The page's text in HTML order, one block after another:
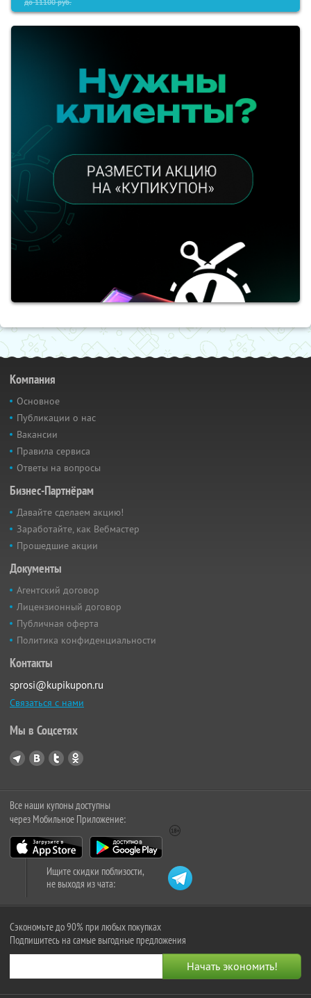
до11100руб.
Компания
Основное
Публикации о нас
Вакансии
Правила сервиса
Ответы на вопросы
Бизнес-Партнёрам
Давайте сделаем акцию!
Заработайте, как Вебмастер
Прошедшие акции
Документы
Агентский договор
Лицензионный договор
Публичная оферта
Политика конфиденциальности
Контакты
sprosi@kupikupon.ru
Связаться с нами
Мы в Соцсетях
Все наши купоны доступны
через Мобильное Приложение:
Ищите скидки поблизости,
не выходя из чата:
Сэкономьте до 90% при любых покупках
Подпишитесь на самые выгодные предложения